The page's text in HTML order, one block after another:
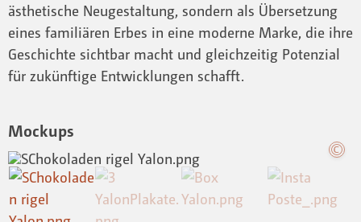
ästhetische Neugestaltung, sondern als Übersetzung
eines familiären Erbes in eine moderne Marke, die ihre
Geschichte sichtbar macht und gleichzeitig Potenzial
für zukünftige Entwicklungen schafft.
Mockups